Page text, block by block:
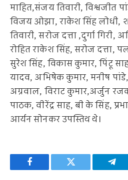
माहित,संजय तिवारी, विश्वजीत
विजय ओझा, राकेश सिंह लोधी,
तिवारी, सरोज दत्ता ,दुर्गा गिरी,
रोहित राकेश सिंह, सरोज दत्ता,
सुरेश सिंह, विकास कुमार, पिंटू
यादव, अभिषेक कुमार, मनीष
अग्रवाल, विराट कुमार,अर्जुन
पाठक, वीरेंद्र साह, बी के सिंह,
आर्यन सोनकर उपस्तिथ थे।
Facebook Twitter